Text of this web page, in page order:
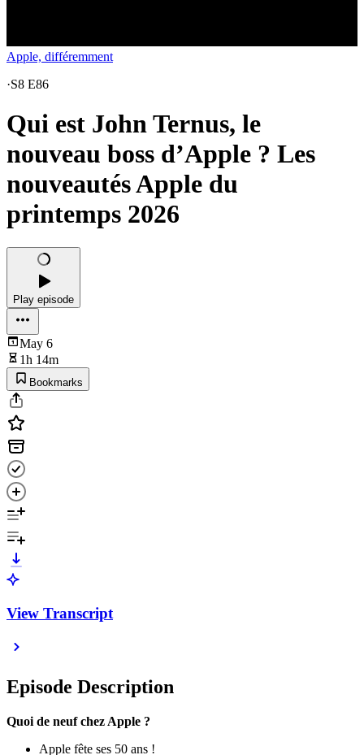
Apple, différemment
·S8 E86
Qui est John Ternus, le
nouveau boss d’Apple ? Les
nouveautés Apple du
printemps 2026
Play episode
May 6
1h 14m
Bookmarks
View Transcript
Episode Description
Quoi de neuf chez Apple ?
Apple fête ses 50 ans !